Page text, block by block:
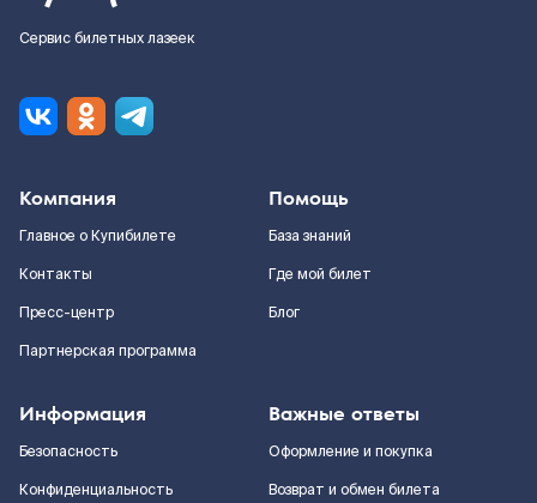
Сервис билетных лазеек
Компания
Главное о Купибилете
Контакты
Пресс-центр
Партнерская программа
Помощь
База знаний
Где мой билет
Блог
Информация
Безопасность
Конфиденциальность
Важные ответы
Оформление и покупка
Возврат и обмен билета